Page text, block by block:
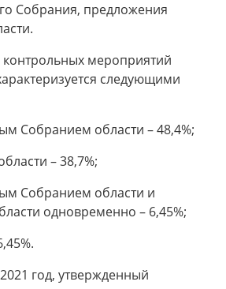
Собрания, предложения
мероприятий
следующими
Собранием области – 48,4%;
– 38,7%;
Собранием области и
одновременно – 6,45%;
год, утвержденный